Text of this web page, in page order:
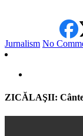
Jurnalism No
ZICĂLAŞII: